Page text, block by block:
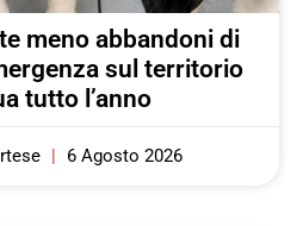
meno abbandoni di
sul territorio
tutto l’anno
6 Agosto 2026